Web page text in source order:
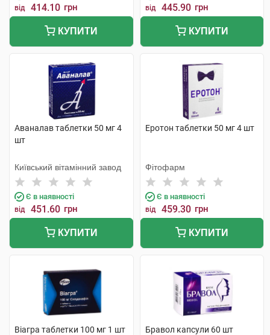
від 414.10 грн
КУПИТИ
від 445.90 грн
КУПИТИ
Аваналав таблетки 50 мг 4
шт
Київський вітамінний завод
Є в наявності
від 451.60 грн
КУПИТИ
Еротон таблетки 50 мг 4 шт
Фітофарм
Є в наявності
від 459.30 грн
КУПИТИ
Віагра таблетки 100 мг 1 шт Бравол капсули 60 шт